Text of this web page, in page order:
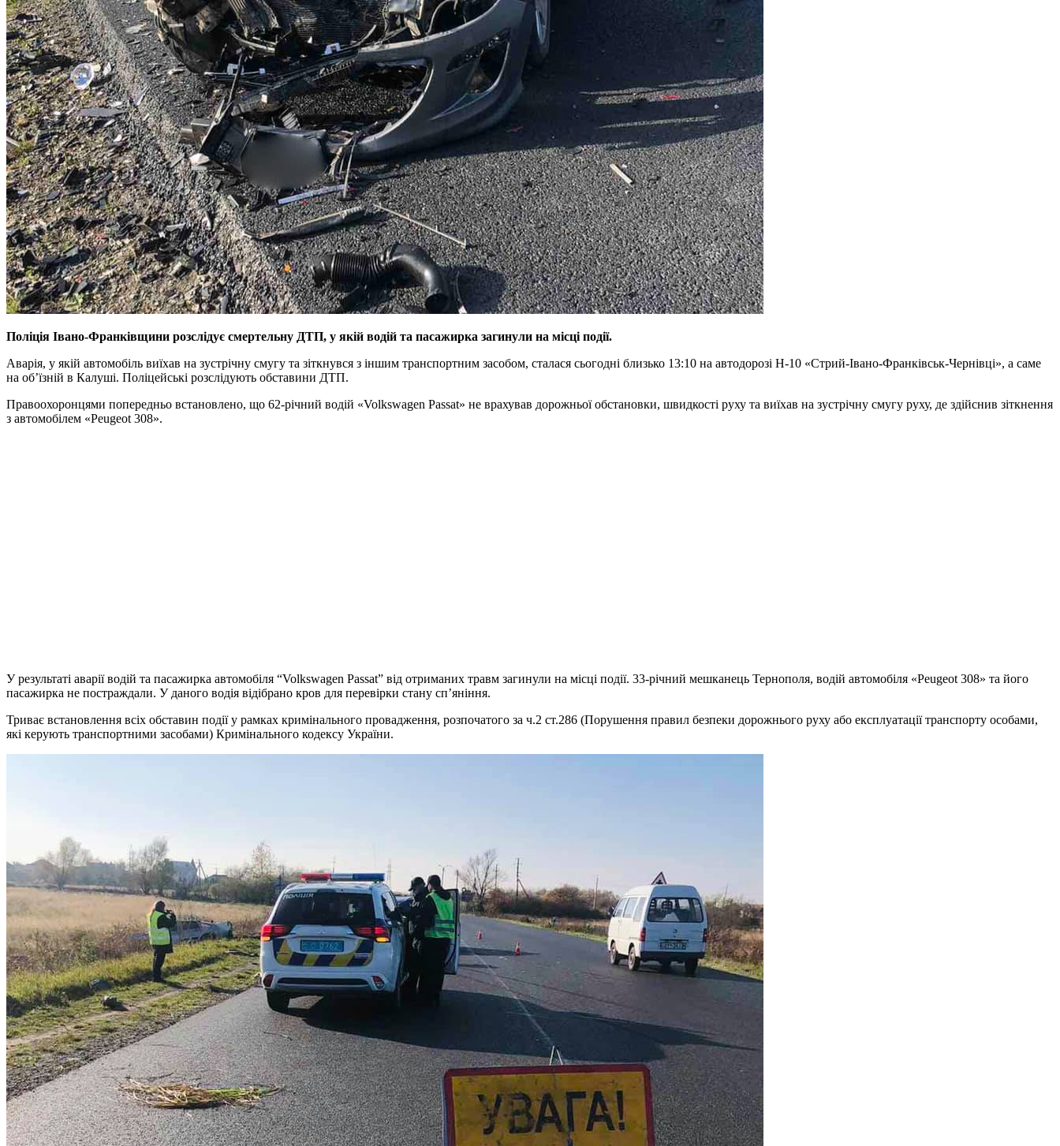
Поліція Івано-Франківщини розслідує смертельну ДТП, у якій водій та пасажирка загинули на місці події.
Аварія, у якій автомобіль виїхав на зустрічну смугу та зіткнувся з іншим транспортним засобом, сталася сьогодні близько 13:10 на автодорозі Н-10 «Стрий-Івано-Франківськ-Чернівці», а саме
на об’їзній в Калуші. Поліцейські розслідують обставини ДТП.
Правоохоронцями попередньо встановлено, що 62-річний водій «Volkswagen Passat» не врахував дорожньої обстановки, швидкості руху та виїхав на зустрічну смугу руху, де здійснив зіткнення
з автомобілем «Peugeot 308».
У результаті аварії водій та пасажирка автомобіля “Volkswagen Passat” від отриманих травм загинули на місці події. 33-річний мешканець Тернополя, водій автомобіля «Peugeot 308» та його
пасажирка не постраждали. У даного водія відібрано кров для перевірки стану сп’яніння.
Триває встановлення всіх обставин події у рамках кримінального провадження, розпочатого за ч.2 ст.286 (Порушення правил безпеки дорожнього руху або експлуатації транспорту особами,
які керують транспортними засобами) Кримінального кодексу України.